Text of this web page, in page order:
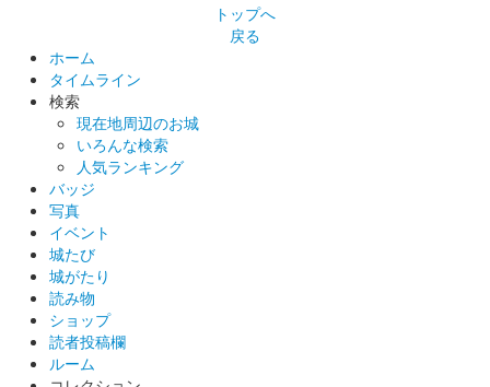
トップへ
戻る
ホーム
タイムライン
検索
現在地周辺のお城
いろんな検索
人気ランキング
バッジ
写真
イベント
城たび
城がたり
読み物
ショップ
読者投稿欄
ルーム